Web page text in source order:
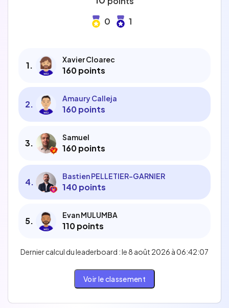
0
1
1.
Xavier Cloarec
160 points
2.
Amaury Calleja
160 points
3.
Samuel
160 points
4.
Bastien PELLETIER-GARNIER
140 points
5.
Evan MULUMBA
110 points
Dernier calcul du leaderboard : le 8 août 2026 à 06:42:07
Voir le classement